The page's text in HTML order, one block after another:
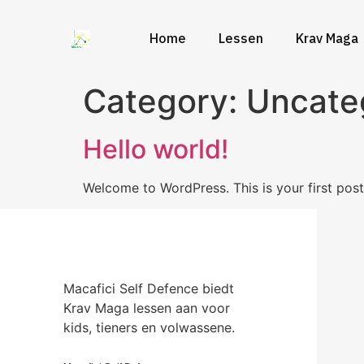
Home Lessen Krav Maga
Category:
Hello world!
Welcome to WordPress. This is your first
Macafici Self Defence biedt
Krav Maga lessen aan voor
kids, tieners en volwassene.